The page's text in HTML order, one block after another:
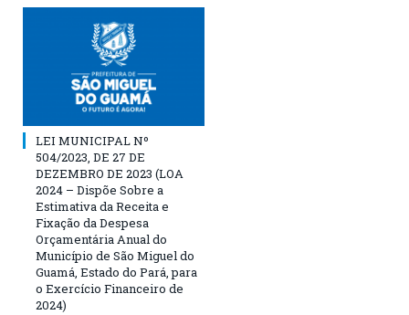
LEI MUNICIPAL Nº
504/2023, DE 27 DE
DEZEMBRO DE 2023 (LOA
2024 – Dispõe Sobre a
Estimativa da Receita e
Fixação da Despesa
Orçamentária Anual do
Município de São Miguel do
Guamá, Estado do Pará, para
o Exercício Financeiro de
2024)